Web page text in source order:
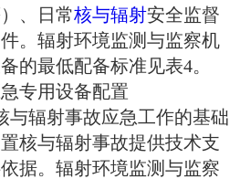
设备更新维护等开
基础条件应予以支
业务费、仪器设备
行费及信息系统